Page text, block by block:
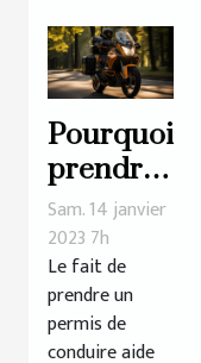
Pourquoi
prendre
un
permis
moto ?
Sam. 14 janvier
2023 7h
Le fait de
prendre un
permis de
conduire aide